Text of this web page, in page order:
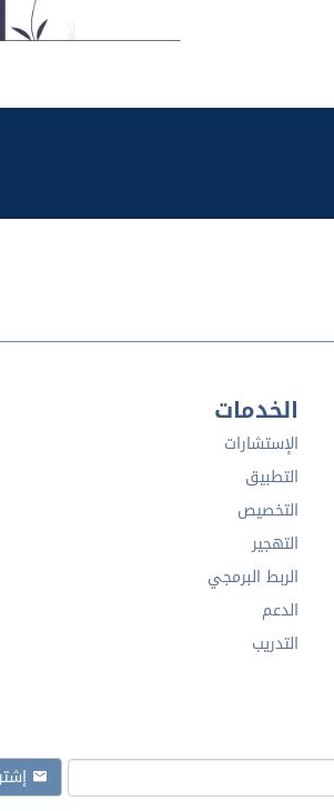
الخدمات
الإستشارات
التطبيق
التخصيص
التهجير
الربط البرمجي
الدعم
التدريب